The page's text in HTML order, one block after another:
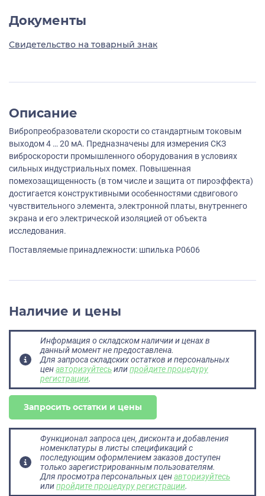
Документы
Свидетельство на товарный знак
Описание
Вибропреобразователи скорости со стандартным токовым
выходом 4 … 20 мА. Предназначены для измерения СКЗ
виброскорости промышленного оборудования в условиях
сильных индустриальных помех. Повышенная
помехозащищенность (в том числе и защита от пироэффекта)
достигается конструктивными особенностями сдвигового
чувствительного элемента, электронной платы, внутреннего
экрана и его электрической изоляцией от объекта
исследования.
Поставляемые принадлежности: шпилька P0606
Наличие и цены
Информация о складском наличии и ценах в
данный момент не предоставлена.
Для запроса складских остатков и персональных
ценавторизуйтесьилипройдите процедуру
регистрации.
Запросить остатки и цены
Функционал запроса цен, дисконта и добавления
номенклатуры в листы спецификаций с
последующим оформлением заказов доступен
только зарегистрированным пользователям.
Для просмотра персональных ценавторизуйтесь
илипройдите процедуру регистрации.